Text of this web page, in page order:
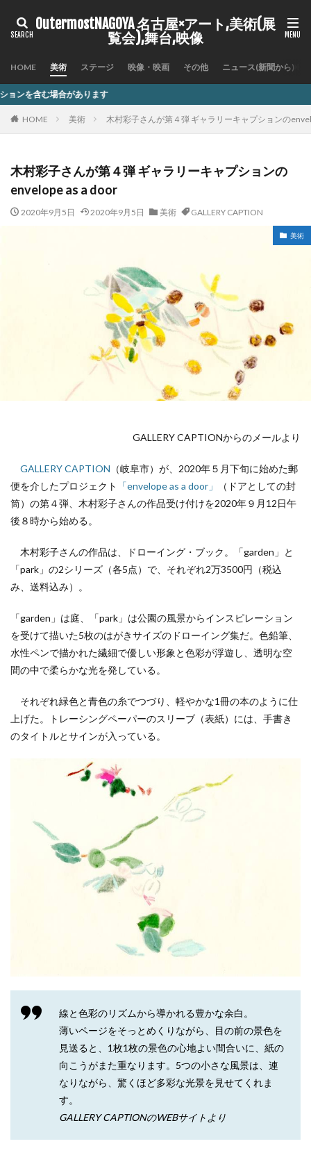
OutermostNAGOYA 名古屋×アート,美術(展
覧会),舞台,映像
HOME 美術 ステージ 映像・映画 その他 ニュース(新聞から)
HOME 美術 木村彩子さんが第４弾 ギャラリーキャプションの
木村彩子さんが第４弾 ギャラリーキャプションの
envelope as a door
2020年9月5日 2020年9月5日 美術 GALLERY CAPTION
美術
GALLERY CAPTIONからのメールより
GALLERY CAPTION （岐阜市）が、2020年５月下旬に始めた郵
便を介したプロジェクト
「envelope as a door」
（ドアとしての封
筒）の第４弾、木村彩子さんの作品受け付けを2020年９月12日午
後８時から始める。
木村彩子さんの作品は、ドローイング・ブック。「garden」と
「park」の2シリーズ（各5点）で、それぞれ2万3500円（税込
み、送料込み）。
「garden」は庭、「park」は公園の風景からインスピレーション
を受けて描いた5枚のはがきサイズのドローイング集だ。色鉛筆、
水性ペンで描かれた繊細で優しい形象と色彩が浮遊し、透明な空
間の中で柔らかな光を発している。
それぞれ緑色と青色の糸でつづり、軽やかな1冊の本のように仕
上げた。トレーシングペーパーのスリーブ（表紙）には、手書き
のタイトルとサインが入っている。
線と色彩のリズムから導かれる豊かな余白。
薄いページをそっとめくりながら、目の前の景色を
見送ると、1枚1枚の景色の心地よい間合いに、紙の
向こうがまた重なります。5つの小さな風景は、連
なりながら、驚くほど多彩な光景を見せてくれま
す。
GALLERY CAPTIONのWEBサイトより